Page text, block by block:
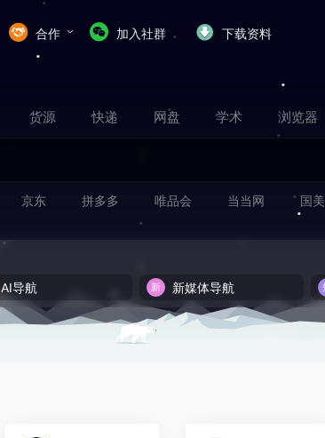
合作 加入社群 下载资料
货源 快递 网盘 学术 浏览器
京东 拼多多 唯品会 当当网 国美
AI导航 新媒体导航